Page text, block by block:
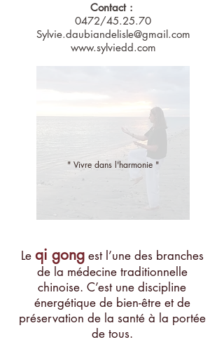
Contact :
0472/45.25.70
Sylvie.daubiandelisle@gmail.com
www.sylviedd.com
" Vivre dans l'harmonie "
Le qi gongest l’une des branches
de la médecine traditionnelle
chinoise. C’est une discipline
énergétique de bien-être et de
préservation de la santé à la portée
de tous.